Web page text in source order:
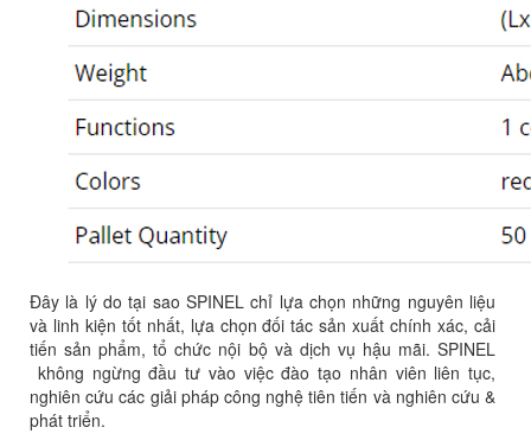
Đây là lý do tại sao SPINEL chỉ lựa chọn những nguyên liệu
và linh kiện tốt nhất, lựa chọn đối tác sản xuất chính xác, cải
tiến sản phẩm, tổ chức nội bộ và dịch vụ hậu mãi. SPINEL
không ngừng đầu tư vào việc đào tạo nhân viên liên tục,
nghiên cứu các giải pháp công nghệ tiên tiến và nghiên cứu &
phát triển.